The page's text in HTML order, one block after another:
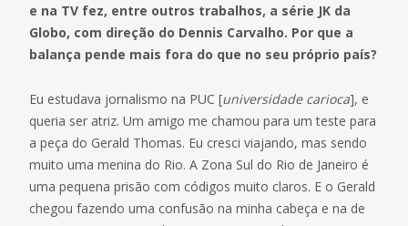
e na TV fez, entre outros trabalhos, a série JK da
Globo, com direção do Dennis Carvalho. Por que a
balança pende mais fora do que no seu próprio país?
Eu estudava jornalismo na PUC [universidade carioca], e
queria ser atriz. Um amigo me chamou para um teste para
a peça do Gerald Thomas. Eu cresci viajando, mas sendo
muito uma menina do Rio. A Zona Sul do Rio de Janeiro é
uma pequena prisão com códigos muito claros. E o Gerald
chegou fazendo uma confusão na minha cabeça e na de